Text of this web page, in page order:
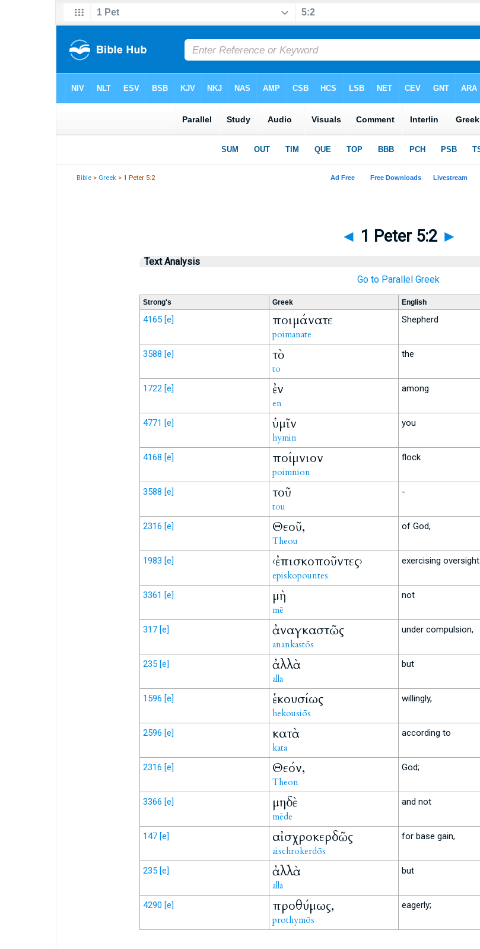
Bible > Greek > 1 Peter 5:2
◄ 1 Peter 5:2 ►
Text Analysis
Go to Parallel Greek
Strong's Greek English
4165 [e] ποιμάνατε
poimanate
Shepherd
3588 [e] τὸ
to
the
1722 [e] ἐν
en
among
4771 [e] ὑμῖν
hymin
you
4168 [e] ποίμνιον
poimnion
flock
3588 [e] τοῦ
tou
-
2316 [e] Θεοῦ,
Theou
of God,
1983 [e] ‹ἐπισκοποῦντες›
episkopountes
exercising oversight
3361 [e] μὴ
mē
not
317 [e] ἀναγκαστῶς
anankastōs
under compulsion,
235 [e] ἀλλὰ
alla
but
1596 [e] ἑκουσίως
hekousiōs
willingly,
2596 [e] κατὰ
kata
according to
2316 [e] Θεόν,
Theon
God;
3366 [e] μηδὲ
mēde
and not
147 [e] αἰσχροκερδῶς
aischrokerdōs
for base gain,
235 [e] ἀλλὰ
alla
but
4290 [e] προθύμως,
prothymōs
eagerly;